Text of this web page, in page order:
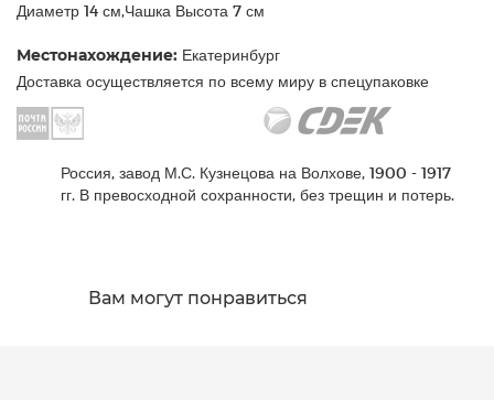
Диаметр 14 см,Чашка Высота 7 см
Местонахождение: Екатеринбург
Доставка осуществляется по всему миру в спецупаковке
Россия, завод М.С. Кузнецова на Волхове, 1900 - 1917
гг. В превосходной сохранности, без трещин и потерь.
Вам могут понравиться